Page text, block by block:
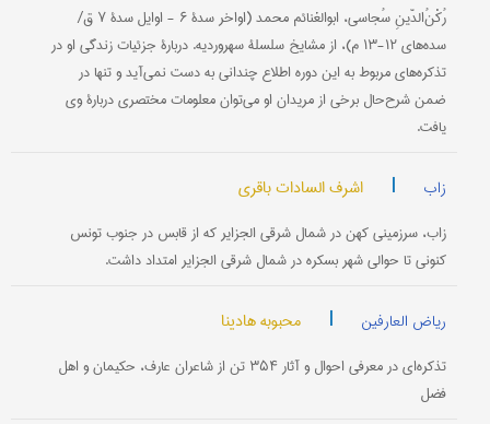
رُکْنُ‌الدّینِ سُجاسی، ابوالغنائم محمد (اواخر سدۀ ۶ - اوایل سدۀ ۷ ق/
سده‌های ۱۲-۱۳ م)، از مشایخ سلسلۀ سهروردیه. دربارۀ جزئیات زندگی او در
تذکره‌های مربوط به این دوره اطلاع چندانی به دست نمی‌آید و تنها در
ضمن شرح‌حال برخی از مریدان او می‌توان معلومات مختصری دربارۀ وی
یافت.
زاب | اشرف السادات باقری
زاب، سرزمینی کهن در شمال شرقی الجزایر که از قابس در جنوب تونس
کنونی تا حوالی شهر بسکره در شمال شرقی الجزایر امتداد داشت.
ریاض العارفین | محبوبه هادینا
تذکره‌ای در معرفی احوال و آثار ۳۵۴ تن از شاعران عارف، حکیمان و اهل
فضل